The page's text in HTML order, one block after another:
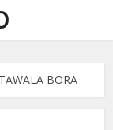
BORA